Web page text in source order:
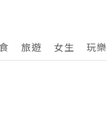
旅遊 女生 玩樂